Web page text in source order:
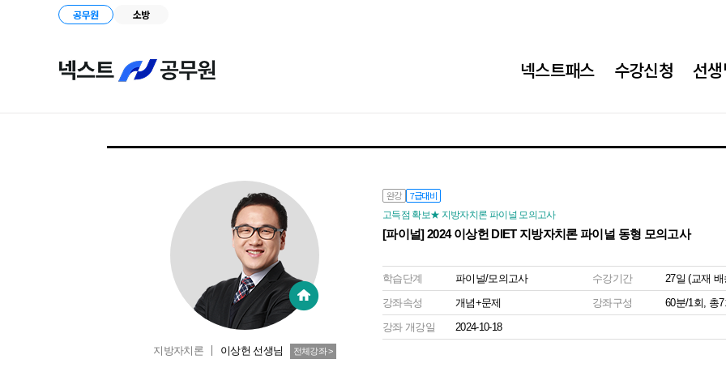
공무원 소방
넥스트패스 수강신청 선
완강 7급대비
고득점 확보★ 지방자치론 파이널 모의고사
[파이널] 2024 이상헌 DIET 지방자치론 파이널 동형 모의고사
지방자치론 이상헌 선생님 전체강좌 >
학습단계 파이널/모의고사 수강기간
27일 (교재
강좌속성
개념+문제 강좌구성
60분/1회, 총7
강좌 개강일
2024-10-18